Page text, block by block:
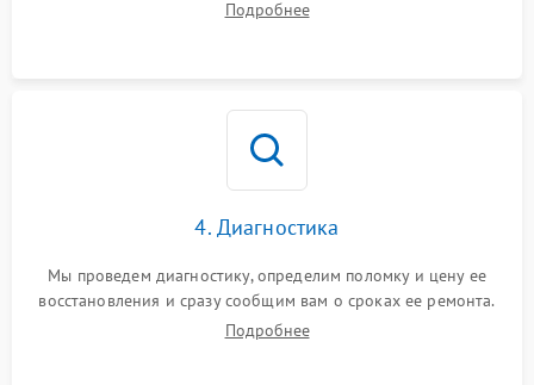
Подробнее
4. Диагностика
Мы проведем диагностику, определим поломку и цену ее
восстановления и сразу сообщим вам о сроках ее ремонта.
Подробнее